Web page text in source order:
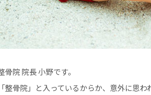
院 院長 小野です。
整骨院」と入っているからか、意外に思